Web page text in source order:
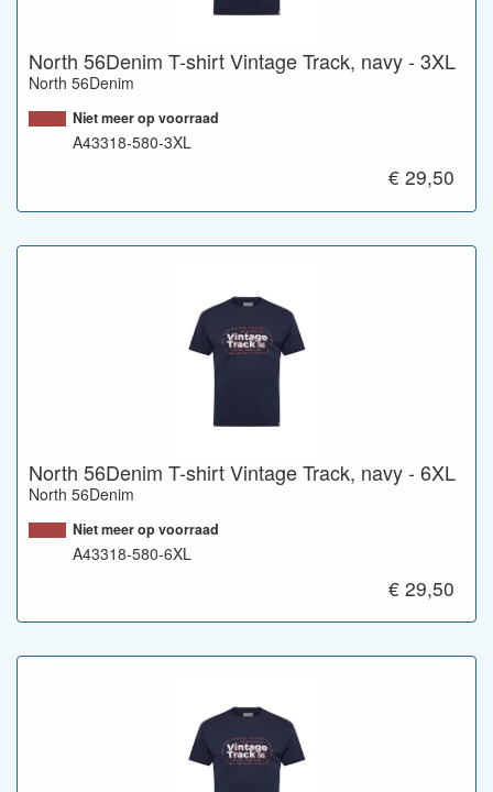
North 56Denim T-shirt Vintage Track, navy - 3XL
North 56Denim
Niet meer op voorraad
A43318-580-3XL
€ 29,50
North 56Denim T-shirt Vintage Track, navy - 6XL
North 56Denim
Niet meer op voorraad
A43318-580-6XL
€ 29,50